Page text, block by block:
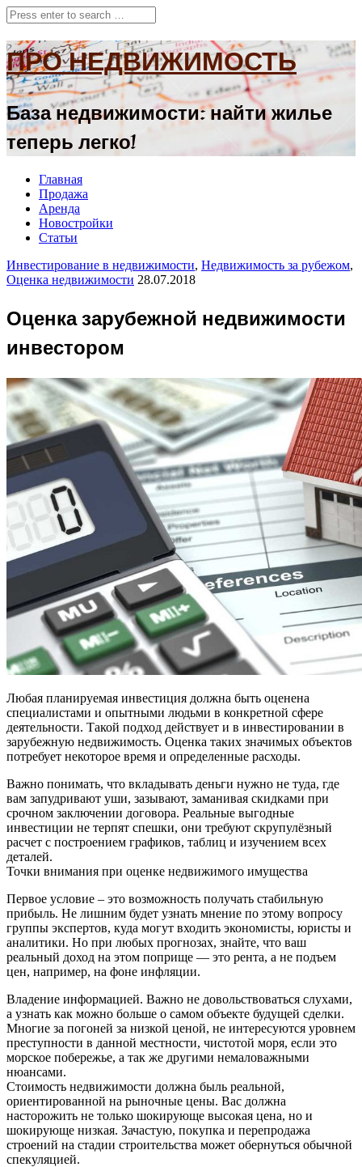
ПРО НЕДВИЖИМОСТЬ
База недвижимости: найти жилье
теперь легко!
Главная
Продажа
Аренда
Новостройки
Статьи
Инвестирование в недвижимости, Недвижимость за рубежом,
Оценка недвижимости 28.07.2018
Оценка зарубежной недвижимости
инвестором
Любая планируемая инвестиция должна быть оценена
специалистами и опытными людьми в конкретной сфере
деятельности. Такой подход действует и в инвестировании в
зарубежную недвижимость. Оценка таких значимых объектов
потребует некоторое время и определенные расходы.
Важно понимать, что вкладывать деньги нужно не туда, где
вам запудривают уши, зазывают, заманивая скидками при
срочном заключении договора. Реальные выгодные
инвестиции не терпят спешки, они требуют скрупулёзный
расчет с построением графиков, таблиц и изучением всех
деталей.
Точки внимания при оценке недвижимого имущества
Первое условие – это возможность получать стабильную
прибыль. Не лишним будет узнать мнение по этому вопросу
группы экспертов, куда могут входить экономисты, юристы и
аналитики. Но при любых прогнозах, знайте, что ваш
реальный доход на этом поприще — это рента, а не подъем
цен, например, на фоне инфляции.
Владение информацией. Важно не довольствоваться слухами,
а узнать как можно больше о самом объекте будущей сделки.
Многие за погоней за низкой ценой, не интересуются уровнем
преступности в данной местности, чистотой моря, если это
морское побережье, а так же другими немаловажными
нюансами.
Стоимость недвижимости должна быль реальной,
ориентированной на рыночные цены. Вас должна
насторожить не только шокирующе высокая цена, но и
шокирующе низкая. Зачастую, покупка и перепродажа
строений на стадии строительства может обернуться обычной
спекуляцией.